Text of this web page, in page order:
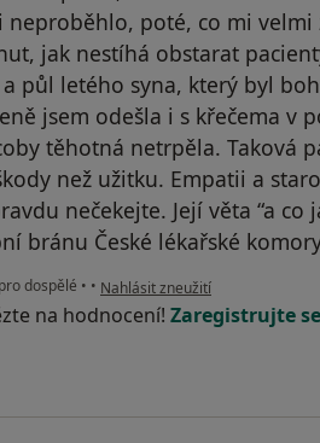
neproběhlo, poté, co mi velmi
jak nestíhá obstarat
půl letého syna, který byl
jsem odešla i s křečema v
těhotná netrpěla. Taková
než užitku. Empatii a
nečekejte. Její věta “a co
bránu České lékařské
dospělé • • podle názoru uživatele Váš účet
Nahlásit zneužití
na hodnocení! Zaregistrujte